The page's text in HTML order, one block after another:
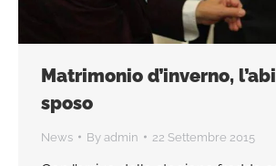
Matrimonio d’inverno,
sposo
News By admin 22 Settembre 2015